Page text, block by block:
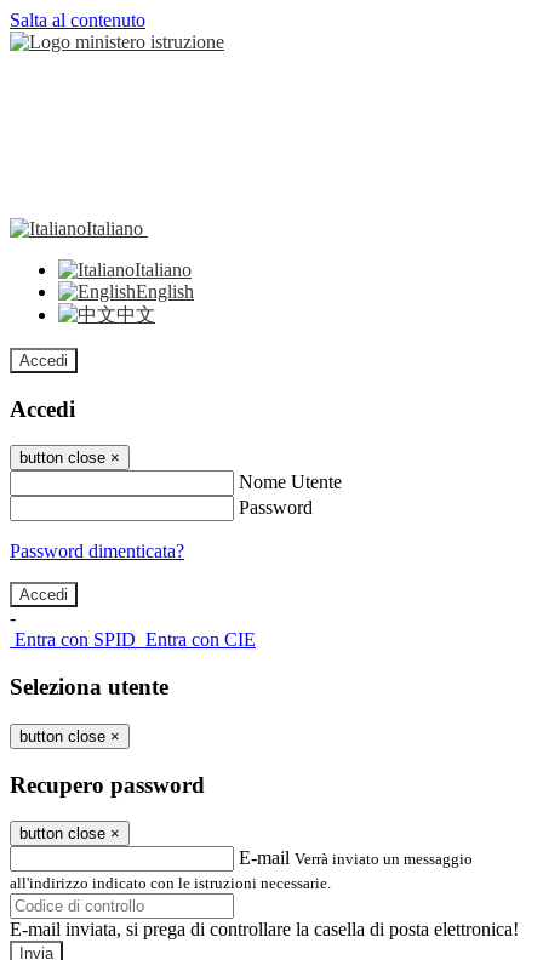
Salta al contenuto
Italiano
Italiano
English
中文
Accedi
Accedi
button close ×
Nome Utente
Password
Password dimenticata?
-
Entra con SPID Entra con CIE
Seleziona utente
button close ×
Recupero password
button close ×
E-mail Verrà inviato un messaggio
all'indirizzo indicato con le istruzioni necessarie.
E-mail inviata, si prega di controllare la casella di posta elettronica!